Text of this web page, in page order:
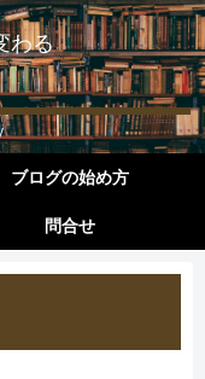
わる
ブログの始め方
問合せ